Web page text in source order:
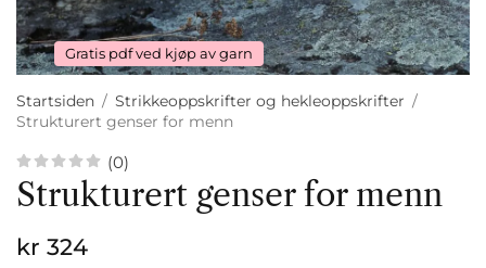
Gratis pdf ved kjøp av garn
Startsiden / Strikkeoppskrifter og hekleoppskrifter /
Strukturert genser for menn
(0)
Strukturert genser for menn
kr 324